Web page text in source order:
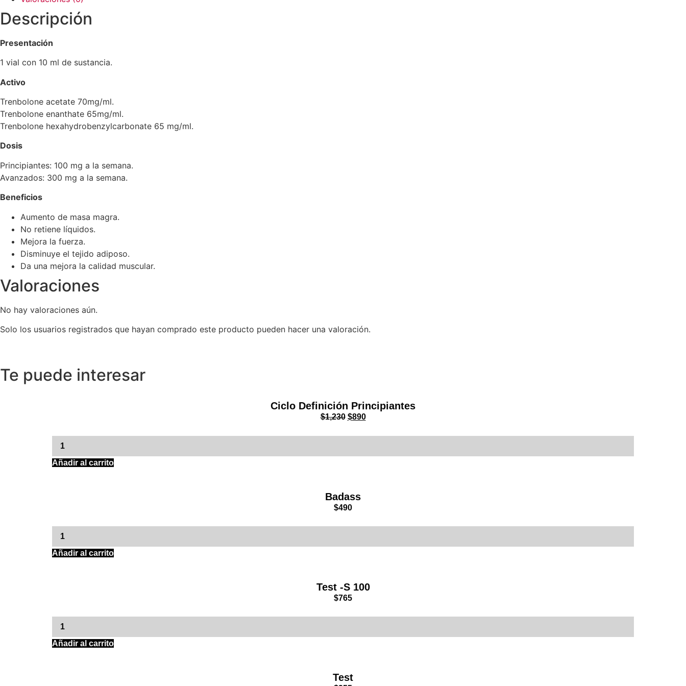
Descripción
Presentación
1 vial con 10 ml de sustancia.
Activo
Trenbolone acetate 70mg/ml.
Trenbolone enanthate 65mg/ml.
Trenbolone hexahydrobenzylcarbonate 65 mg/ml.
Dosis
Principiantes: 100 mg a la semana.
Avanzados: 300 mg a la semana.
Beneficios
Aumento de masa magra.
No retiene líquidos.
Mejora la fuerza.
Disminuye el tejido adiposo.
Da una mejora la calidad muscular.
Valoraciones
No hay valoraciones aún.
Solo los usuarios registrados que hayan comprado este producto pueden hacer una valoración.
Te puede interesar
Ciclo Definición Principiantes
$1,230 $890
Añadir al carrito
Badass
$490
Añadir al carrito
Test -S 100
$765
Añadir al carrito
Test